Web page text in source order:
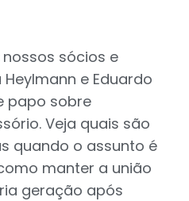
sócios e
e Eduardo
papo sobre
Veja quais são
quando o assunto é
manter a união
geração após